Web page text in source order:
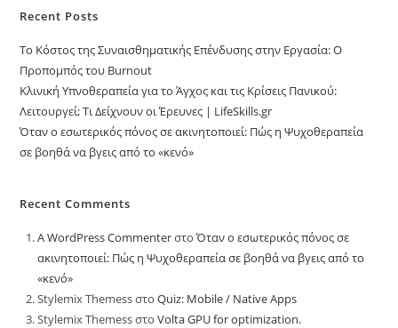
Recent Posts
Το Κόστος της Συναισθηματικής Επένδυσης στην Εργασία: Ο
Προπομπός του Burnout
Κλινική Υπνοθεραπεία για το Άγχος και τις Κρίσεις Πανικού:
Λειτουργεί; Τι Δείχνουν οι Έρευνες | LifeSkills.gr
Όταν ο εσωτερικός πόνος σε ακινητοποιεί: Πώς η Ψυχοθεραπεία
σε βοηθά να βγεις από το «κενό»
Recent Comments
A WordPress CommenterστοΌταν ο εσωτερικός πόνος σε
ακινητοποιεί: Πώς η Ψυχοθεραπεία σε βοηθά να βγεις από το
«κενό»
Stylemix ThemessστοQuiz: Mobile / Native Apps
Stylemix ThemessστοVolta GPU for optimization.